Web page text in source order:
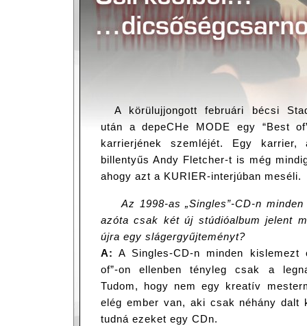
A körülujjongott februári bécsi
után a depeCHe MODE egy “Best
karrierjének szemléjét. Egy
billentyűs Andy Fletcher-t is még
ahogy azt a KURIER-interjúban meséli.
Az 1998-as „Singles”-CD-n
azóta csak két új stúdióalbum jelent
újra egy slágergyűjteményt?
A: A Singles-CD-n minden kislemezt
of”-on ellenben tényleg csak a
Tudom, hogy nem egy kreatív
elég ember van, aki csak néhány dalt
tudná ezeket egy CDn.